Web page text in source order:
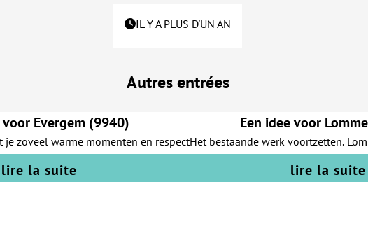
IL Y A PLUS D'UN AN
Autres entrées
voor Evergem (9940)
zoveel warme momenten en respect
lire la suite
Een idee voor
Het bestaande werk voortzetten.
lire la suite